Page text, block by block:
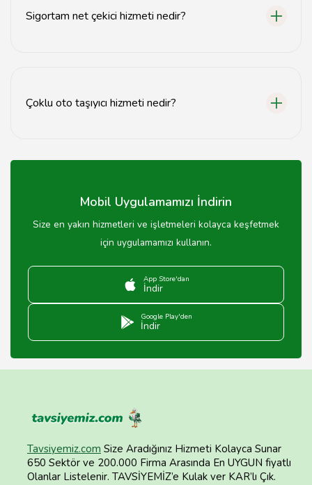
Sigortam net çekici hizmeti nedir?
Çoklu oto taşıyıcı hizmeti nedir?
taşınmasını sağlayan bir hizmettir.
Mobil Uygulamamızı İndirin
Size en yakın hizmetleri ve işletmeleri kolayca keşfetmek
için uygulamamızı kullanın.
App Store'dan
İndir
Google Play'den
İndir
Tavsiyemiz.com Size Aradığınız Hizmeti Kolayca Sunar
650 Sektör ve 200.000 Firma Arasında En UYGUN fiyatlı
Olanlar Listelenir. TAVSİYEMİZ’e Kulak ver KAR’lı Çık.